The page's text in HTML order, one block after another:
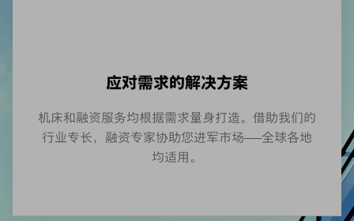
应对需求的解决方案
机床和融资服务均根据需求量身打造。借助我们的
行业专长，融资专家协助您进军市场——全球各地
均适用。